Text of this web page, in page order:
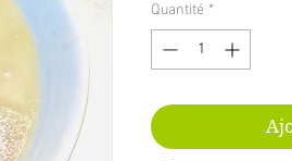
Quantité *